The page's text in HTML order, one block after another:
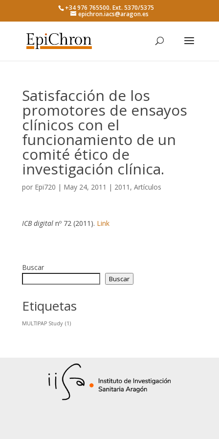
+34 976 765500. Ext. 5370/5375
epichron.iacs@aragon.es
Satisfacción de los
promotores de ensayos
clínicos con el
funcionamiento de un
comité ético de
investigación clínica.
por Epi720 | May 24, 2011 | 2011 , Artículos
ICB digitalnº 72 (2011). Link
Buscar
Buscar
Etiquetas
MULTIPAP Study (1)